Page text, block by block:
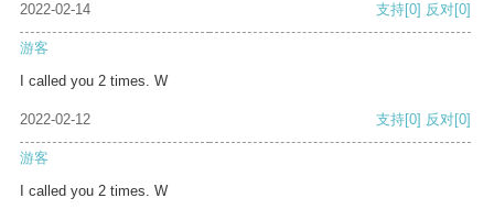
2022-02-14 支持[0] 反对[0]
游客
I called you 2 times. W
2022-02-12 支持[0] 反对[0]
游客
I called you 2 times. W